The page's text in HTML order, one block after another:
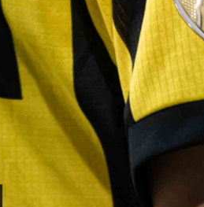
FUTSAL FEMENINO